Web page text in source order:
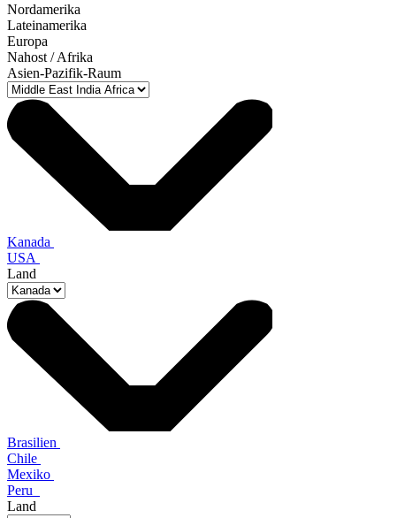
Nordamerika
Lateinamerika
Europa
Nahost / Afrika
Asien-Pazifik-Raum
Kanada
USA
Land
Brasilien
Chile
Mexiko
Peru
Land